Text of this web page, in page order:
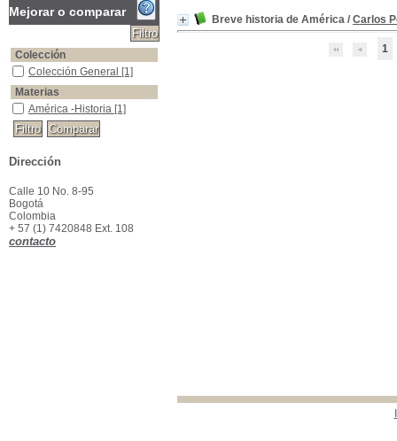
Breve historia de América / Carlos
1
Mejorar o comparar
Colección
Colección General
Colección General [1]
Materias
América -Historia
América -Historia [1]
Dirección
Calle 10 No. 8-95
Bogotá
Colombia
+ 57 (1) 7420848 Ext. 108
contacto